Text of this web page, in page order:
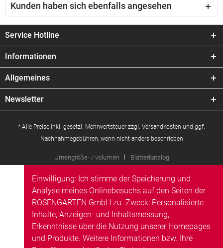
Kunden haben sich ebenfalls angesehen
Service Hotline
Informationen
Allgemeines
Newsletter
* Alle Preise inkl. gesetzl. Mehrwertsteuer zzgl. Versandkosten und ggf.
Nachnahmegebühren, wenn nicht anders beschrieben
Urnengröße- / volumen Blätterkatalog
Einwilligung: Ich stimme der Speicherung und
Analyse meines Onlinebesuchs auf den Seiten der
ROSENGARTEN GmbH zu. Zweck: Personalisierte
Inhalte, Anzeigen- und Inhaltsmessung,
Erkenntnisse über die Nutzung unserer Homepages
und Produkte. Weitere Informationen bzw. Ihre